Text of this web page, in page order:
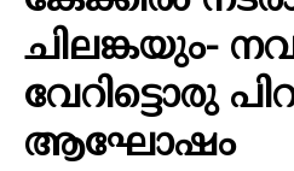
ചിലങ്കയും-
വേറിട്ടൊരു
ആഘോഷം